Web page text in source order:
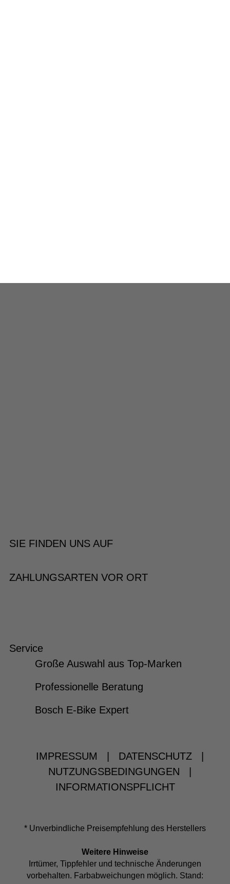
SIE FINDEN UNS AUF
ZAHLUNGSARTEN VOR ORT
Service
Große Auswahl aus Top-Marken
Professionelle Beratung
Bosch E-Bike Expert
IMPRESSUM DATENSCHUTZ
NUTZUNGSBEDINGUNGEN
INFORMATIONSPFLICHT
* Unverbindliche Preisempfehlung des Herstellers
Weitere Hinweise
Irrtümer, Tippfehler und technische Änderungen
vorbehalten. Farbabweichungen möglich. Stand: